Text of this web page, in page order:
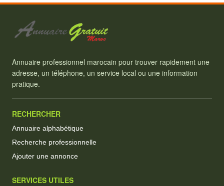
Annuaire professionnel marocain pour trouver rapidement une
adresse, un téléphone, un service local ou une information
pratique.
RECHERCHER
Annuaire alphabétique
Recherche professionnelle
Ajouter une annonce
SERVICES UTILES